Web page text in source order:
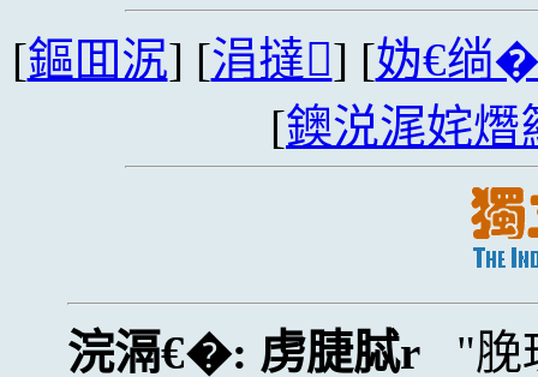
[鏂囬泦] [涓撻] [妫€绱
[鐭涚浘姹熸
浣滆€�: 虏脻脦r
脕